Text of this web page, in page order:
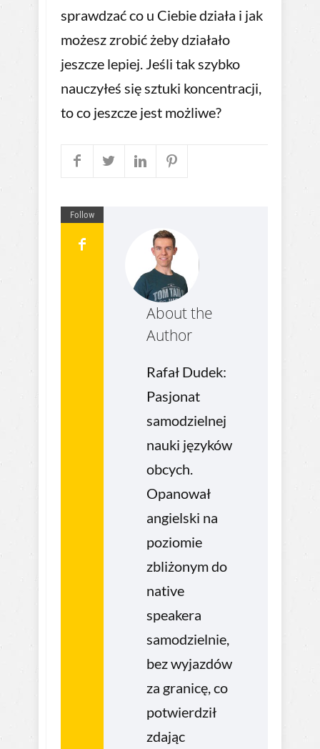
sprawdzać co u Ciebie działa i jak
możesz zrobić żeby działało
jeszcze lepiej. Jeśli tak szybko
nauczyłeś się sztuki koncentracji,
to co jeszcze jest możliwe?
Follow
About the
Author
Rafał Dudek:
Pasjonat
samodzielnej
nauki języków
obcych.
Opanował
angielski na
poziomie
zbliżonym do
native
speakera
samodzielnie,
bez wyjazdów
za granicę, co
potwierdził
zdając